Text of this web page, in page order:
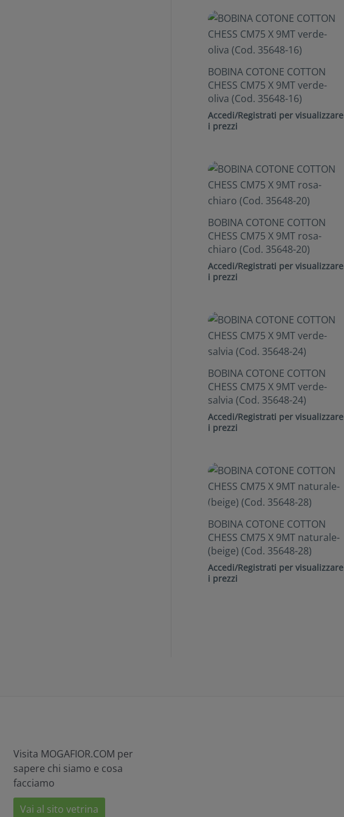
BOBINA COTONE COTTON
CHESS CM75 X 9MT verde-
oliva (Cod. 35648-16)
Accedi/Registrati per visualizzare
i prezzi
BOBINA COTONE COTTON
CHESS CM75 X 9MT rosa-
chiaro (Cod. 35648-20)
Accedi/Registrati per visualizzare
i prezzi
BOBINA COTONE COTTON
CHESS CM75 X 9MT verde-
salvia (Cod. 35648-24)
Accedi/Registrati per visualizzare
i prezzi
BOBINA COTONE COTTON
CHESS CM75 X 9MT naturale-
(beige) (Cod. 35648-28)
Accedi/Registrati per visualizzare
i prezzi
Visita MOGAFIOR.COM per
sapere chi siamo e cosa
facciamo
Vai al sito vetrina